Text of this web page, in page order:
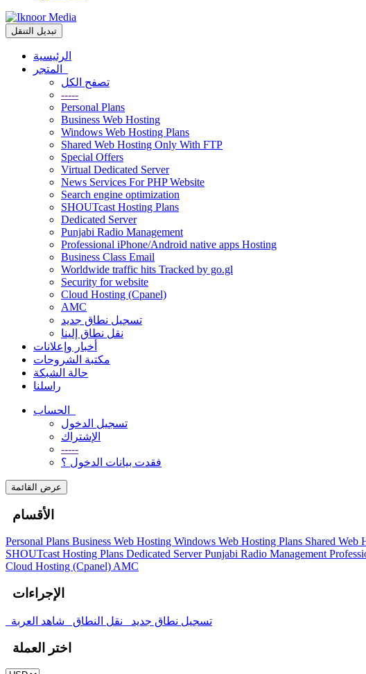
تبديل التنقل
الرئيسية
تصفح الكل
-----
Personal Plans
Business Web Hosting
Windows Web Hosting Plans
Shared Web Hosting Only With FTP
Special Offers
Virtual Dedicated Server
News Services For PHP Website
Search engine optimization
SHOUTcast Hosting Plans
Dedicated Server
Punjabi Radio Management
Professional iPhone/Android native apps Hosting
Business Class Email
Worldwide traffic hits Tracked by go.gl
Security for website
Cloud Hosting (Cpanel)
AMC
تسجيل نطاق جديد
نقل نطاق إلينا
أخبار وإعلانات
مكتبة الشروحات
حالة الشبكة
راسلنا
تسجيل الدخول
الإشتراك
-----
فقدت بيانات الدخول ؟
عرض القائمة
الأقسام
Personal Plans Business Web Hosting Windows Web Hosting Plans Shared Web
SHOUTcast Hosting Plans Dedicated ServerPunjabi Radio Management
Cloud Hosting (Cpanel)AMC
الإجراءات
تسجيل نطاق جديد نقل النطاق شاهد العربة
اختر العملة